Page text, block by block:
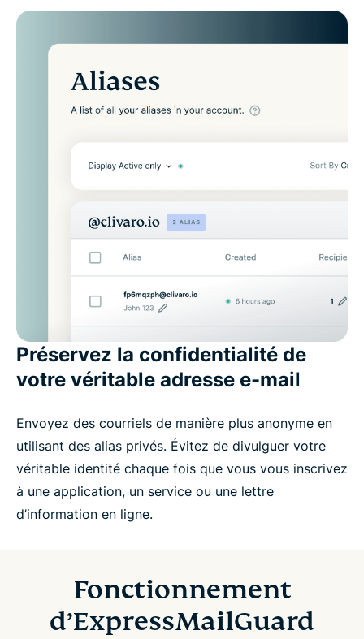
Préservez la confidentialité de
votre véritable adresse e-mail
Envoyez des courriels de manière plus anonyme en
utilisant des alias privés. Évitez de divulguer votre
véritable identité chaque fois que vous vous inscrivez
à une application, un service ou une lettre
d’information en ligne.
Fonctionnement
d’ExpressMailGuard